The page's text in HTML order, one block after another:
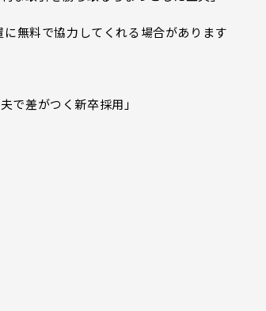
無料で協力してくれる場合があります
で差がつく新卒採用」